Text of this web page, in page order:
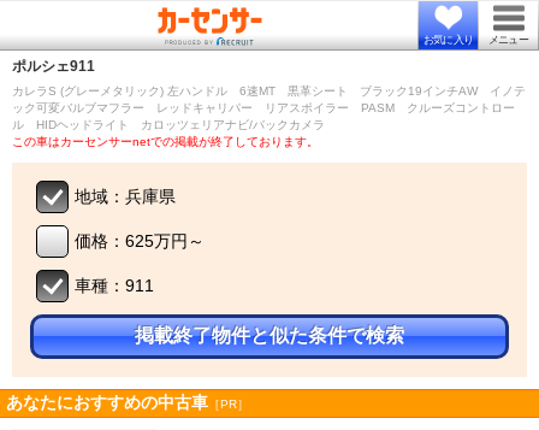
お気に入り メニュー
ポルシェ911
カレラS (グレーメタリック) 左ハンドル 6速MT 黒革シート ブラック19インチAW イノテ
ック可変バルブマフラー レッドキャリパー リアスポイラー PASM クルーズコントロー
ル HIDヘッドライト カロッツェリアナビ/バックカメラ
この車はカーセンサーnetでの掲載が終了しております。
地域：兵庫県
価格：625万円～
車種：911
掲載終了物件と似た条件で検索
あなたにおすすめの中古車 ［PR］